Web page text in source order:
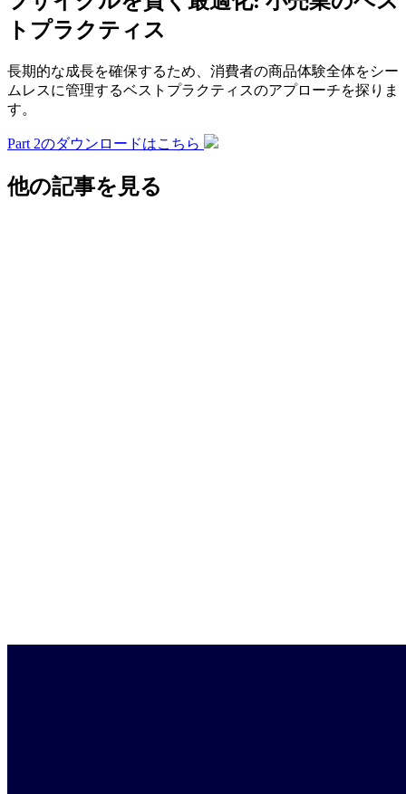
トプラクティス
長期的な成長を確保するため、消費者の商品体験全体をシー
ムレスに管理するベストプラクティスのアプローチを探りま
す。
Part 2のダウンロードはこちら
他の記事を見る